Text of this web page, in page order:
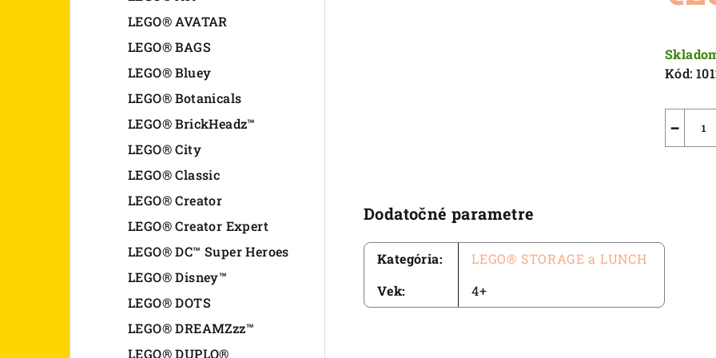
LEGO® AVATAR
LEGO® BAGS
LEGO® Bluey
LEGO® Botanicals
LEGO® BrickHeadz™
LEGO® City
LEGO® Classic
LEGO® Creator
LEGO® Creator Expert
LEGO® DC™ Super Heroes
LEGO® Disney™
LEGO® DOTS
LEGO® DREAMZzz™
LEGO® DUPLO®
cena:
Kód:
−
Dodatočné parametre
Kategória:
LEGO® STORAGE a LUNCH
Vek: 4+